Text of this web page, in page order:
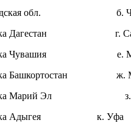
обл. б.
Дагестан г.
Чувашия е.
Башкортостан ж.
Марий Эл з.
Адыгея к. Уфа